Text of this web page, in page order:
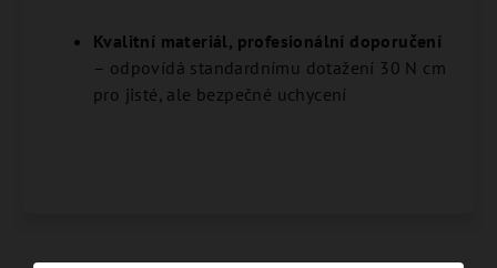
Kvalitní materiál, profesionální doporučení
– odpovídá standardnímu dotažení 30 N cm
pro jisté, ale bezpečné uchycení